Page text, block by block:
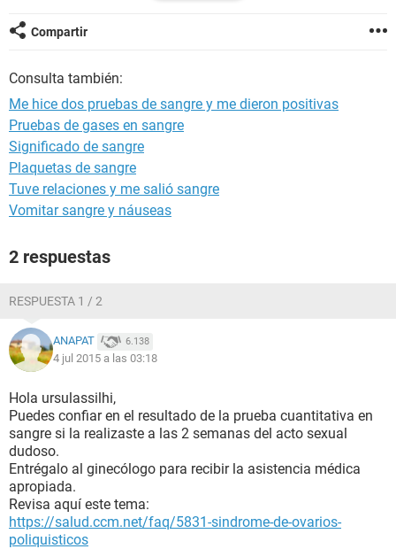
algo.
Me mandaron ha hacer una prueba de sangre cuantitativa el
Pero he estado con mareos, nauseas, fatiga, bastante sueño.
Es posible quedar embarazada? o ¿esto puede causar mis
ovarios poliquisticos?
Nunca antes sentí estos síntomas. quiero saber si es
producto de mi imaginación los síntomas o puedo estar
embarazada?
Compartir
Consulta también:
Me hice dos pruebas de sangre y me dieron positivas
Pruebas de gases en sangre
Significado de sangre
Plaquetas de sangre
Tuve relaciones y me salió sangre
Vomitar sangre y náuseas
2 respuestas
RESPUESTA 1 / 2
ANAPAT 6.138
4 jul 2015 a las 03:18
Hola ursulassilhi,
Puedes confiar en el resultado de la prueba cuantitativa en
sangre si la realizaste a las 2 semanas del acto sexual
dudoso.
Entrégalo al ginecólogo para recibir la asistencia médica
apropiada.
Revisa aquí este tema:
https://salud.ccm.net/faq/5831-sindrome-de-ovarios-
poliquisticos